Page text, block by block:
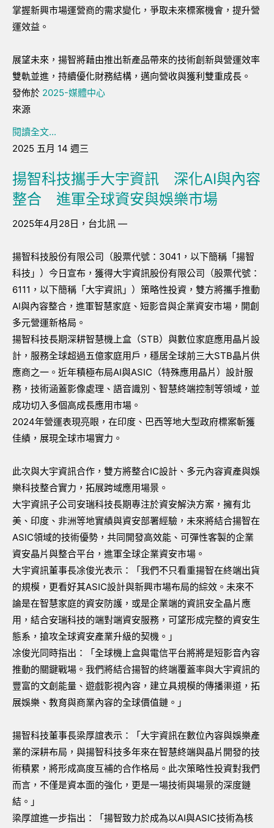
掌握新興市場運營商的需求變化，爭取未來標案機會，提升營
運效益。
展望未來，揚智將藉由推出新產品帶來的技術創新與營運效率
雙軌並進，持續優化財務結構，邁向營收與獲利雙重成長。
發佈於 2025-媒體中心
來源
閱讀全文...
2025 五月 14 週三
揚智科技攜手大宇資訊 深化AI與內容
整合 進軍全球資安與娛樂市場
2025年4月28日，台北訊 —
揚智科技股份有限公司（股票代號：3041，以下簡稱「揚智
科技」）今日宣布，獲得大宇資訊股份有限公司（股票代號：
6111，以下簡稱「大宇資訊」）策略性投資，雙方將攜手推動
AI與內容整合，進軍智慧家庭、短影音與企業資安市場，開創
多元營運新格局。
揚智科技長期深耕智慧機上盒（STB）與數位家庭應用晶片設
計，服務全球超過五億家庭用戶，穩居全球前三大STB晶片供
應商之一。近年積極布局AI與ASIC（特殊應用晶片）設計服
務，技術涵蓋影像處理、語音識別、智慧終端控制等領域，並
成功切入多個高成長應用市場。
2024年營運表現亮眼，在印度、巴西等地大型政府標案斬獲
佳績，展現全球市場實力。
此次與大宇資訊合作，雙方將整合IC設計、多元內容資產與娛
樂科技整合實力，拓展跨域應用場景。
大宇資訊子公司安瑞科技長期專注於資安解決方案，擁有北
美、印度、非洲等地實績與資安部署經驗，未來將結合揚智在
ASIC領域的技術優勢，共同開發高效能、可彈性客製的企業
資安晶片與整合平台，進軍全球企業資安市場。
大宇資訊董事長凃俊光表示：「我們不只看重揚智在終端出貨
的規模，更看好其ASIC設計與新興市場布局的綜效。未來不
論是在智慧家庭的資安防護，或是企業端的資訊安全晶片應
用，結合安瑞科技的端對端資安服務，可望形成完整的資安生
態系，搶攻全球資安產業升級的契機。」
凃俊光同時指出：「全球機上盒與電信平台將將是短影音內容
推動的關鍵戰場。我們將結合揚智的終端覆蓋率與大宇資訊的
豐富的文創能量、遊戲影視內容，建立具規模的傳播渠道，拓
展娛樂、教育與商業內容的全球價值鏈。」
揚智科技董事長梁厚誼表示：「大宇資訊在數位內容與娛樂產
業的深耕布局，與揚智科技多年來在智慧終端與晶片開發的技
術積累，將形成高度互補的合作格局。此次策略性投資對我們
而言，不僅是資本面的強化，更是一場技術與場景的深度鏈
結。」
梁厚誼進一步指出：「揚智致力於成為以AI與ASIC技術為核